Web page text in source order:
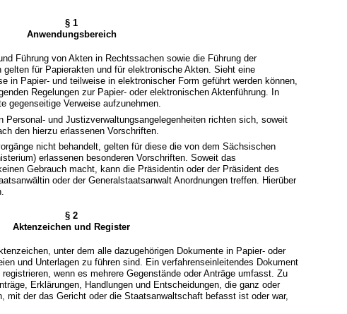
§ 1
Anwendungsbereich
Führung von Akten in Rechtssachen sowie die Führung der
gelten für Papierakten und für elektronische Akten. Sieht eine
in Papier- und teilweise in elektronischer Form geführt werden können,
Regelungen zur Papier- oder elektronischen Aktenführung. In
gegenseitige Verweise aufzunehmen.
Personal- und Justizverwaltungsangelegenheiten richten sich, soweit
den hierzu erlassenen Vorschriften.
nicht behandelt, gelten für diese die von dem Sächsischen
erlassenen besonderen Vorschriften. Soweit das
Gebrauch macht, kann die Präsidentin oder der Präsident des
oder der Generalstaatsanwalt Anordnungen treffen. Hierüber
§ 2
Aktenzeichen und Register
unter dem alle dazugehörigen Dokumente in Papier- oder
und Unterlagen zu führen sind. Ein verfahrenseinleitendes Dokument
wenn es mehrere Gegenstände oder Anträge umfasst. Zu
Erklärungen, Handlungen und Entscheidungen, die ganz oder
mit der das Gericht oder die Staatsanwaltschaft befasst ist oder war,